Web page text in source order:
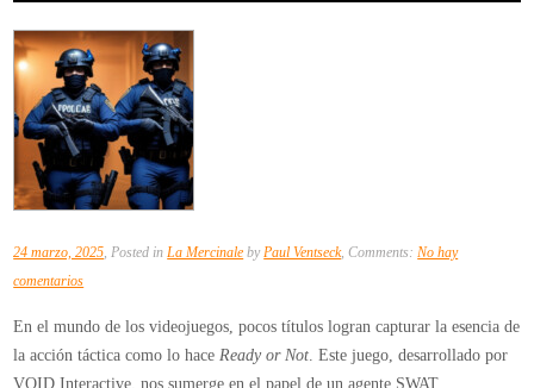
24 marzo, 2025, Posted inLa Mercinale byPaul Ventseck, Comments:No hay
comentariosen
or
Not:
En el mundo de los videojuegos, pocos títulos logran capturar la esencia de
la acción táctica como lo haceReady or Not. Este juego, desarrollado por
VOID Interactive, nos sumerge en el papel de un agente SWAT